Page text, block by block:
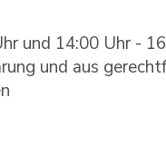
und 14:00 Uhr -
und aus